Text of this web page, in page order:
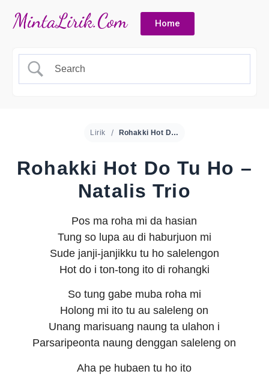
Home
Lirik Rohakki Hot Do Tu Ho – Natalis Trio
Rohakki Hot Do Tu Ho –
Natalis Trio
Pos ma roha mi da hasian
Tung so lupa au di haburjuon mi
Sude janji-janjikku tu ho salelengon
Hot do i ton-tong ito di rohangki
So tung gabe muba roha mi
Holong mi ito tu au saleleng on
Unang marisuang naung ta ulahon i
Parsaripeonta naung denggan saleleng on
Aha pe hubaen tu ho ito